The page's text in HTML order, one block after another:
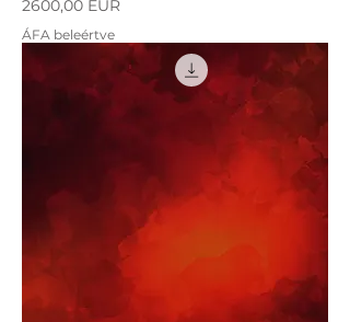
Ár
2600,00 EUR
ÁFA beleértve